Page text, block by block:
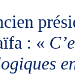
: «